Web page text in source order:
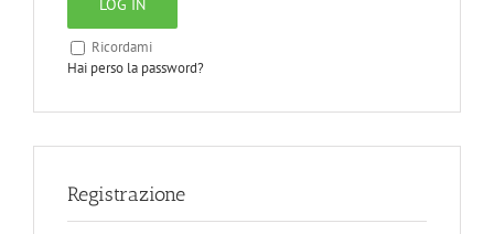
LOG IN
Ricordami
Hai perso la password?
Registrazione